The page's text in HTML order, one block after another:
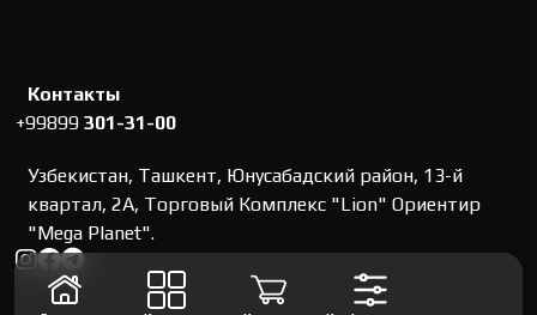
Контакты
+99899301-31-00
Узбекистан, Ташкент, Юнусабадский район, 13-й
квартал, 2А, Торговый Комплекс "Lion" Ориентир
"Mega Planet".